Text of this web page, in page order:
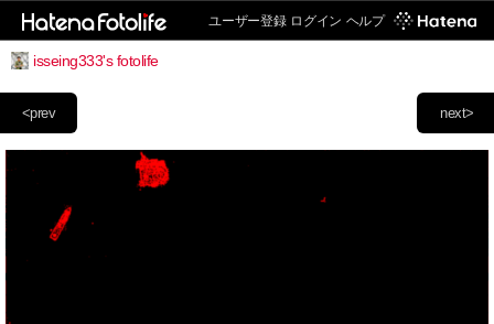
ユーザー登録 ログイン ヘルプ
isseing333's fotolife
next>
<prev